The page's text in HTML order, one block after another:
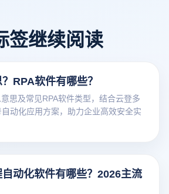
签继续阅读
RPA软件有哪些？
思及常见RPA软件类型，结合云登多
动化应用方案，助力企业高效安全实
动化软件有哪些？2026主流